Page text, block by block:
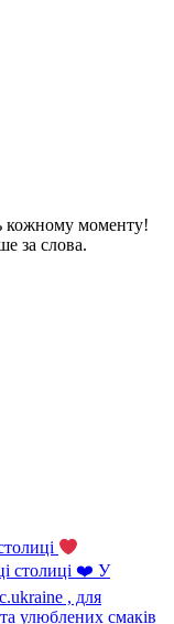
кожному моменту!
за слова.